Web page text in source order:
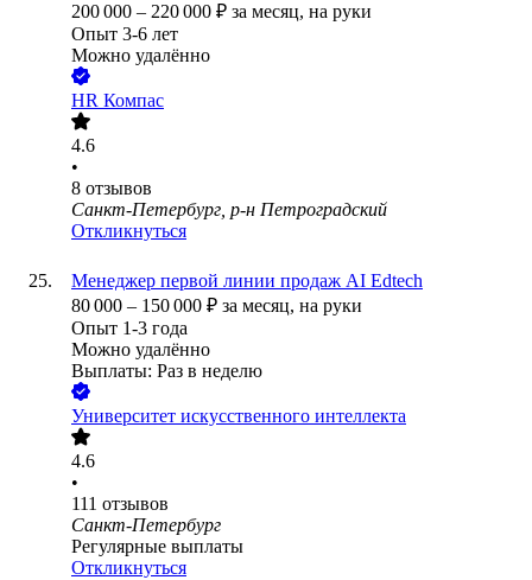
200 000 – 220 000 ₽ за месяц, на руки
Опыт 3-6 лет
Можно удалённо
HR Компас
4.6
•
8 отзывов
Санкт-Петербург, р-н Петроградский
Откликнуться
Менеджер первой линии продаж AI Edtech
80 000 – 150 000 ₽ за месяц, на руки
Опыт 1-3 года
Можно удалённо
Выплаты: Раз в неделю
Университет искусственного интеллекта
4.6
•
111 отзывов
Санкт-Петербург
Регулярные выплаты
Откликнуться